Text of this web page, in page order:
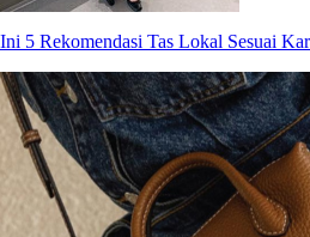
Ini 5 Rekomendasi Tas Lokal Sesuai